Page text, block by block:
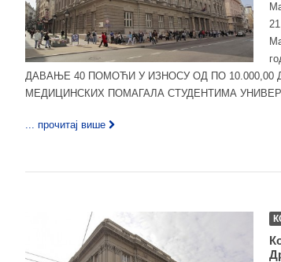
ДАВАЊЕ 40 ПОМОЋИ У ИЗНОСУ ОД ПО
МЕДИЦИНСКИХ ПОМАГАЛА СТУДЕНТИМА
... прочитај више